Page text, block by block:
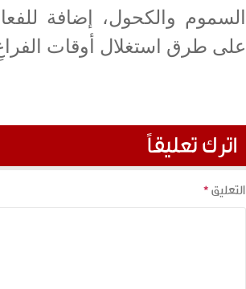
السموم والكحول، إضافة
على طرق استغلال أوقات
اترك تعليقاً
التعليق*